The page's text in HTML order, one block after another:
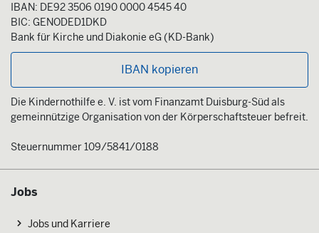
IBAN: DE92 3506 0190 0000 4545 40
BIC: GENODED1DKD
Bank für Kirche und Diakonie eG (KD-Bank)
IBAN kopieren
Die Kindernothilfe e. V. ist vom Finanzamt Duisburg-Süd als
gemeinnützige Organisation von der Körperschaftsteuer befreit.
Steuernummer 109/5841/0188
Jobs
Jobs und Karriere